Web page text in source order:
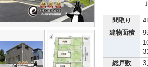
間取り
建物面積
総戸数
3